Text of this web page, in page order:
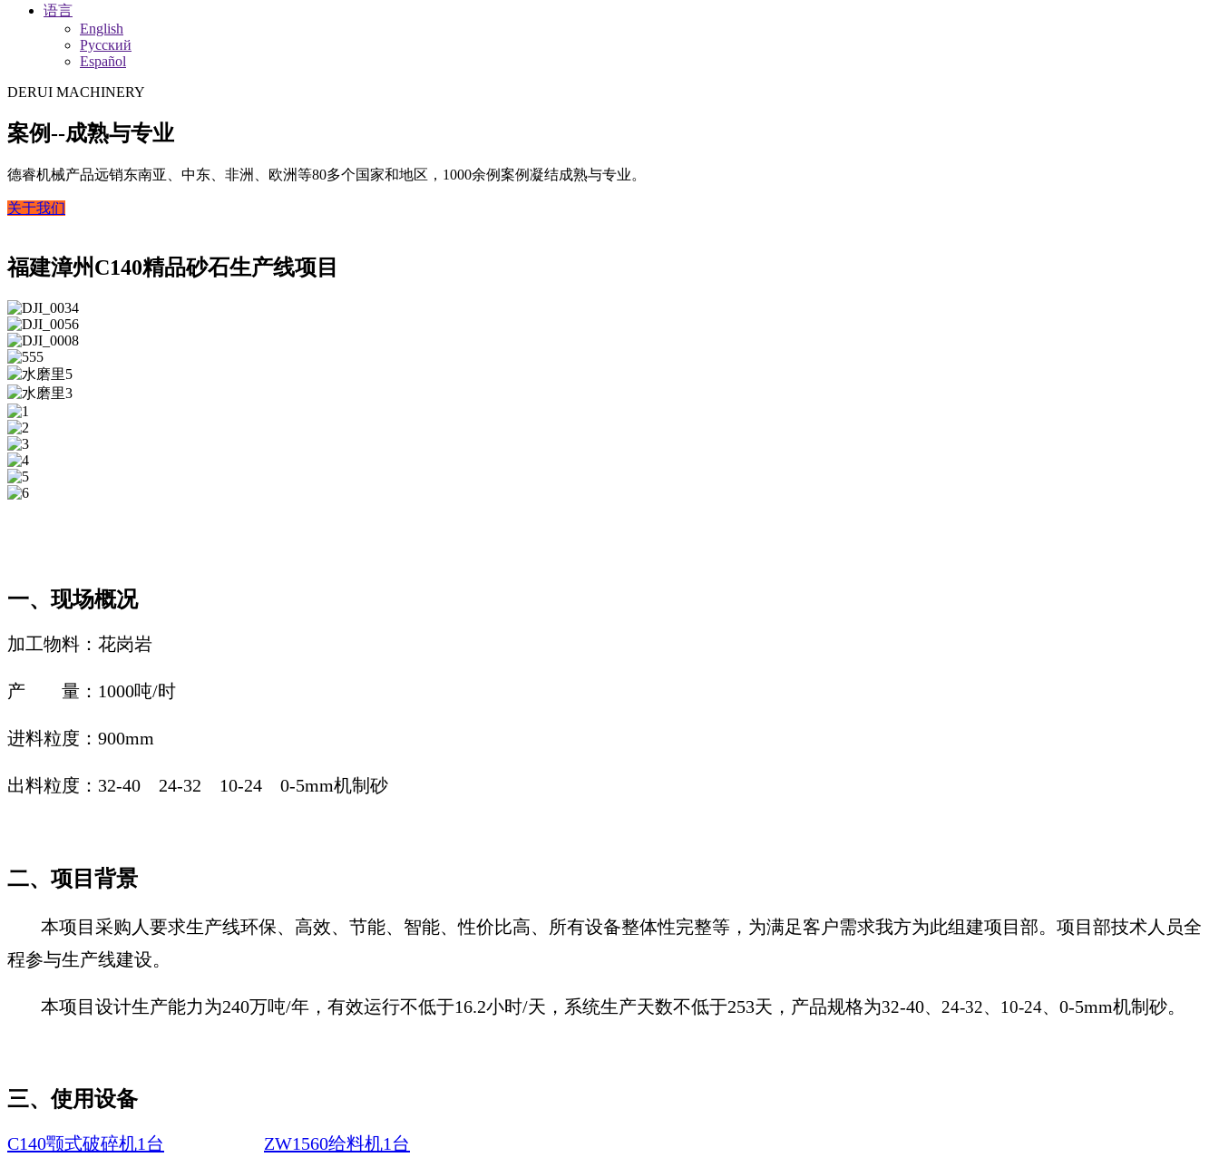
语言
English
Русский
Español
DERUI MACHINERY
案例--成熟与专业
德睿机械产品远销东南亚、中东、非洲、欧洲等80多个国家和地区，1000余例案例凝结成熟与专业。
关于我们
福建漳州C140精品砂石生产线项目
一、现场概况
加工物料：花岗岩
产 量：1000吨/时
进料粒度：900mm
出料粒度：32-40 24-32 10-24 0-5mm机制砂
二、 项目背景
本项目采购人要求生产线环保、高效、节能、智能、性价比高、所有设备整体性完整等，为满足客户需求我方为此组建项目部。项目部技术人员全
程参与生产线建设。
本项目设计生产能力为240万吨/年，有效运行不低于16.2小时/天，系统生产天数不低于253天， 产品规格为32-40、24-32、10-24、 0-5mm机制砂。
三、使用设备
C140颚式破碎机1台 ZW1560给料机1台